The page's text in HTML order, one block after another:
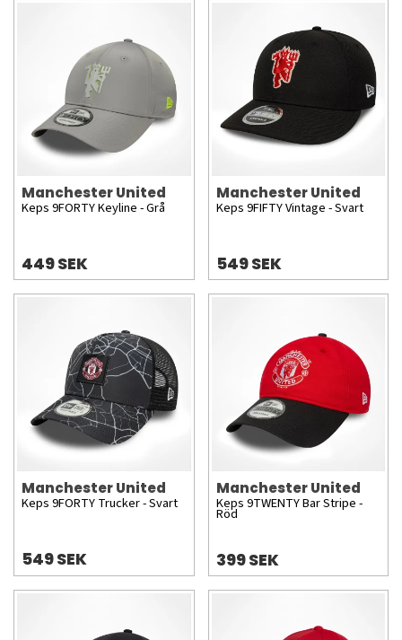
Manchester United
Keps 9FORTY Keyline - Grå
449 SEK
Manchester United
Keps 9FIFTY Vintage - Svart
549 SEK
Manchester United
Keps 9FORTY Trucker - Svart
549 SEK
Manchester United
Keps 9TWENTY Bar Stripe -
Röd
399 SEK